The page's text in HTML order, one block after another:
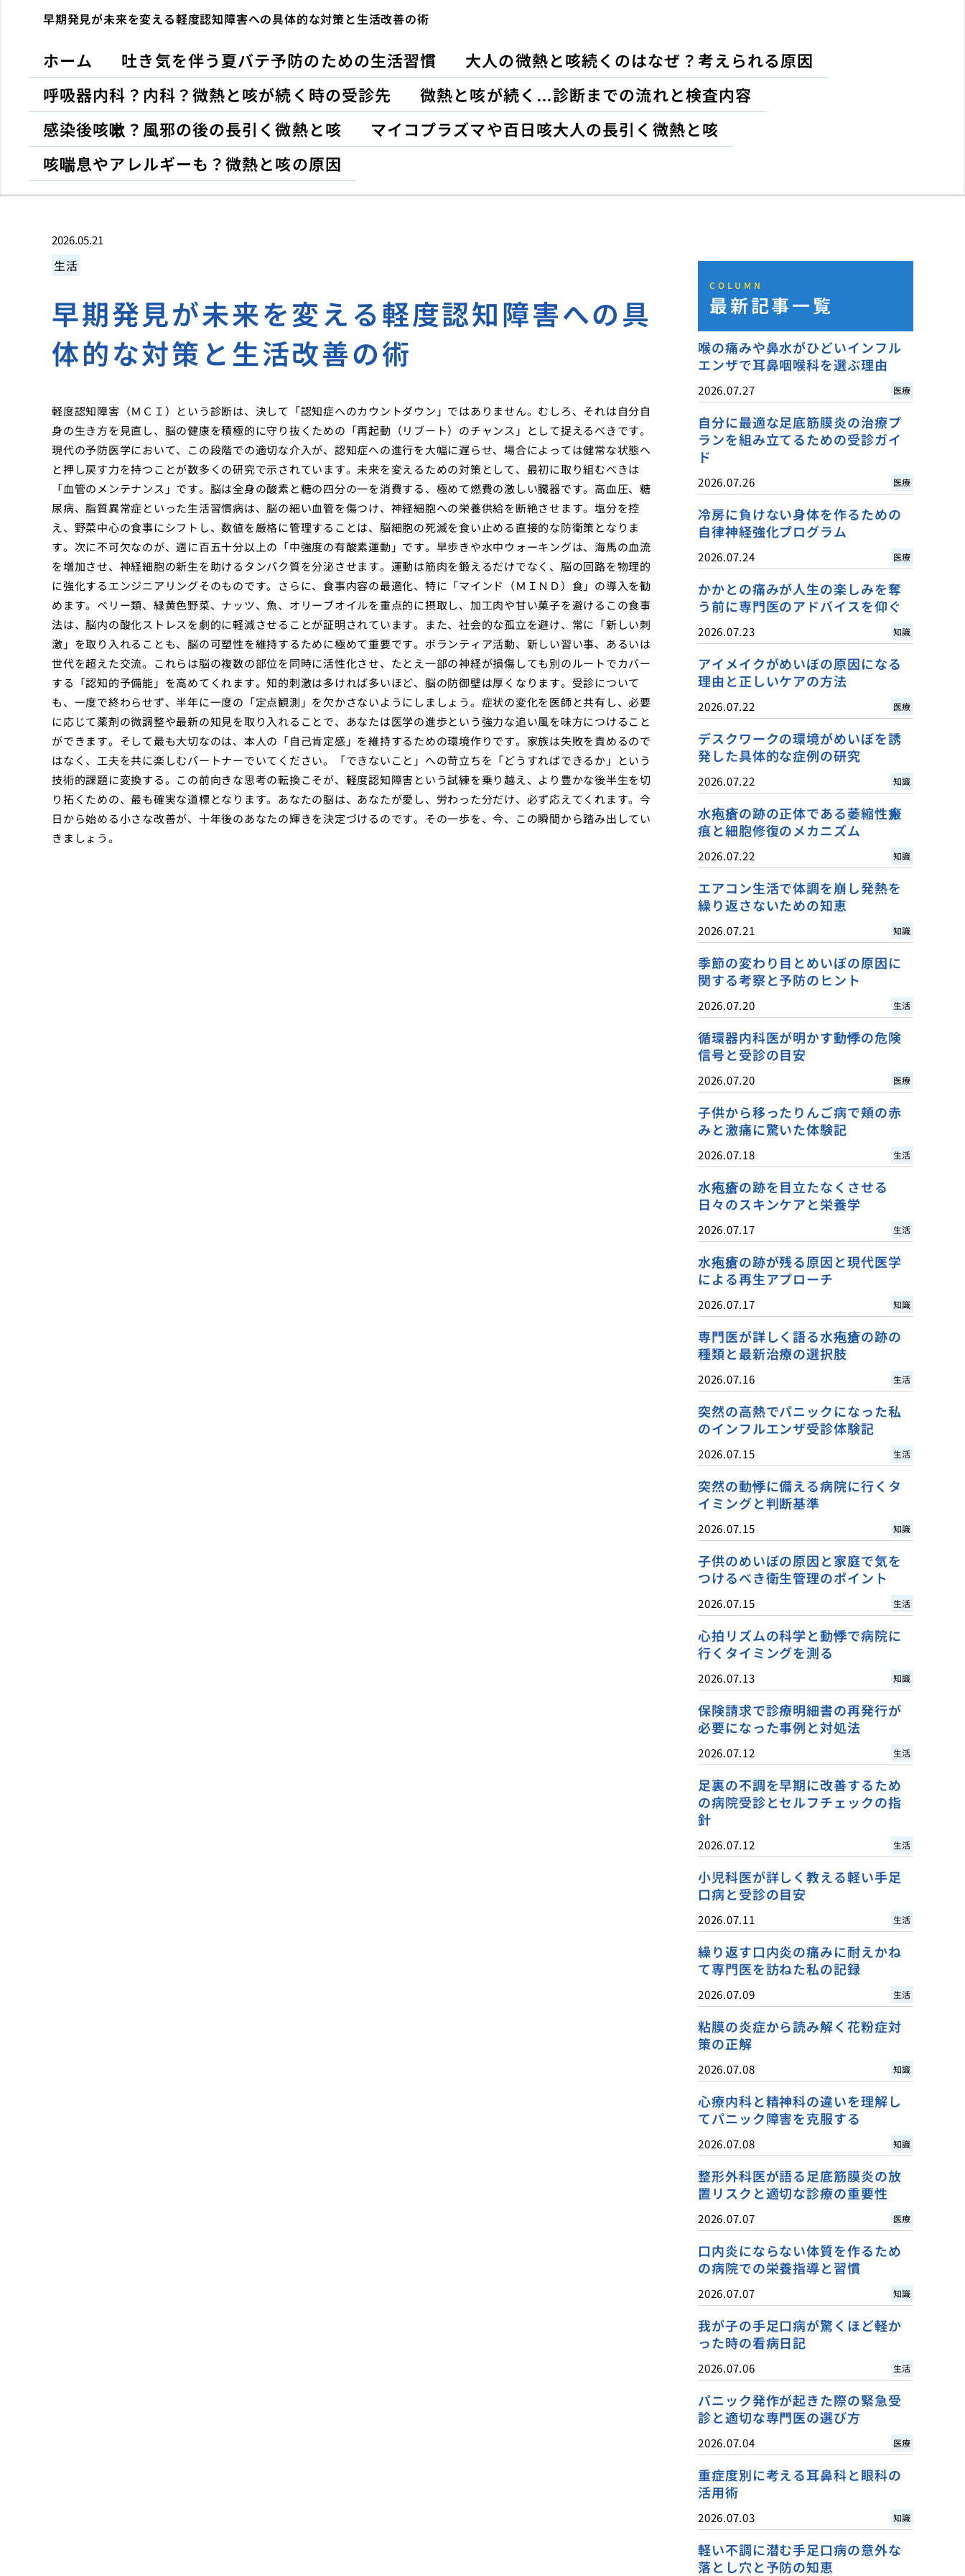
早期発見が未来を変える軽度認知障害への具体的な対策と生活改善の術
ホーム 吐き気を伴う夏バテ予防のための生活習慣
大人の微熱と咳続くのはなぜ？考えられる原因
呼吸器内科？内科？微熱と咳が続く時の受診先
微熱と咳が続く…診断までの流れと検査内容
感染後咳嗽？風邪の後の長引く微熱と咳
マイコプラズマや百日咳大人の長引く微熱と咳
咳喘息やアレルギーも？微熱と咳の原因
2026.05.21
生活
早期発見が未来を変える軽度認知障害への具
体的な対策と生活改善の術
軽度認知障害（ＭＣＩ）という診断は、決して「認知症へのカウントダウン」ではありません。むしろ、それは自分自
身の生き方を見直し、脳の健康を積極的に守り抜くための「再起動（リブート）のチャンス」として捉えるべきです。
現代の予防医学において、この段階での適切な介入が、認知症への進行を大幅に遅らせ、場合によっては健常な状態へ
と押し戻す力を持つことが数多くの研究で示されています。未来を変えるための対策として、最初に取り組むべきは
「血管のメンテナンス」です。脳は全身の酸素と糖の四分の一を消費する、極めて燃費の激しい臓器です。高血圧、糖
尿病、脂質異常症といった生活習慣病は、脳の細い血管を傷つけ、神経細胞への栄養供給を断絶させます。塩分を控
え、野菜中心の食事にシフトし、数値を厳格に管理することは、脳細胞の死滅を食い止める直接的な防衛策となりま
す。次に不可欠なのが、週に百五十分以上の「中強度の有酸素運動」です。早歩きや水中ウォーキングは、海馬の血流
を増加させ、神経細胞の新生を助けるタンパク質を分泌させます。運動は筋肉を鍛えるだけでなく、脳の回路を物理的
に強化するエンジニアリングそのものです。さらに、食事内容の最適化、特に「マインド（ＭＩＮＤ）食」の導入を勧
めます。ベリー類、緑黄色野菜、ナッツ、魚、オリーブオイルを重点的に摂取し、加工肉や甘い菓子を避けるこの食事
法は、脳内の酸化ストレスを劇的に軽減させることが証明されています。また、社会的な孤立を避け、常に「新しい刺
激」を取り入れることも、脳の可塑性を維持するために極めて重要です。ボランティア活動、新しい習い事、あるいは
世代を超えた交流。これらは脳の複数の部位を同時に活性化させ、たとえ一部の神経が損傷しても別のルートでカバー
する「認知的予備能」を高めてくれます。知的刺激は多ければ多いほど、脳の防御壁は厚くなります。受診について
も、一度で終わらせず、半年に一度の「定点観測」を欠かさないようにしましょう。症状の変化を医師と共有し、必要
に応じて薬剤の微調整や最新の知見を取り入れることで、あなたは医学の進歩という強力な追い風を味方につけること
ができます。そして最も大切なのは、本人の「自己肯定感」を維持するための環境作りです。家族は失敗を責めるので
はなく、工夫を共に楽しむパートナーでいてください。「できないこと」への苛立ちを「どうすればできるか」という
技術的課題に変換する。この前向きな思考の転換こそが、軽度認知障害という試練を乗り越え、より豊かな後半生を切
り拓くための、最も確実な道標となります。あなたの脳は、あなたが愛し、労わった分だけ、必ず応えてくれます。今
日から始める小さな改善が、十年後のあなたの輝きを決定づけるのです。その一歩を、今、この瞬間から踏み出してい
きましょう。
COLUMN
最新記事一覧
喉の痛みや鼻水がひどいインフル
エンザで耳鼻咽喉科を選ぶ理由
2026.07.27 医療
自分に最適な足底筋膜炎の治療プ
ランを組み立てるための受診ガイ
ド
2026.07.26 医療
冷房に負けない身体を作るための
自律神経強化プログラム
2026.07.24 医療
かかとの痛みが人生の楽しみを奪
う前に専門医のアドバイスを仰ぐ
2026.07.23 知識
アイメイクがめいぼの原因になる
理由と正しいケアの方法
2026.07.22 医療
デスクワークの環境がめいぼを誘
発した具体的な症例の研究
2026.07.22 知識
水疱瘡の跡の正体である萎縮性瘢
痕と細胞修復のメカニズム
2026.07.22 知識
エアコン生活で体調を崩し発熱を
繰り返さないための知恵
2026.07.21 知識
季節の変わり目とめいぼの原因に
関する考察と予防のヒント
2026.07.20 生活
循環器内科医が明かす動悸の危険
信号と受診の目安
2026.07.20 医療
子供から移ったりんご病で頬の赤
みと激痛に驚いた体験記
2026.07.18 生活
水疱瘡の跡を目立たなくさせる
日々のスキンケアと栄養学
2026.07.17 生活
水疱瘡の跡が残る原因と現代医学
による再生アプローチ
2026.07.17 知識
専門医が詳しく語る水疱瘡の跡の
種類と最新治療の選択肢
2026.07.16 生活
突然の高熱でパニックになった私
のインフルエンザ受診体験記
2026.07.15 生活
突然の動悸に備える病院に行くタ
イミングと判断基準
2026.07.15 知識
子供のめいぼの原因と家庭で気を
つけるべき衛生管理のポイント
2026.07.15 生活
心拍リズムの科学と動悸で病院に
行くタイミングを測る
2026.07.13 知識
保険請求で診療明細書の再発行が
必要になった事例と対処法
2026.07.12 生活
足裏の不調を早期に改善するため
の病院受診とセルフチェックの指
針
2026.07.12 生活
小児科医が詳しく教える軽い手足
口病と受診の目安
2026.07.11 生活
繰り返す口内炎の痛みに耐えかね
て専門医を訪ねた私の記録
2026.07.09 生活
粘膜の炎症から読み解く花粉症対
策の正解
2026.07.08 知識
心療内科と精神科の違いを理解し
てパニック障害を克服する
2026.07.08 知識
整形外科医が語る足底筋膜炎の放
置リスクと適切な診療の重要性
2026.07.07 医療
口内炎にならない体質を作るため
の病院での栄養指導と習慣
2026.07.07 知識
我が子の手足口病が驚くほど軽か
った時の看病日記
2026.07.06 生活
パニック発作が起きた際の緊急受
診と適切な専門医の選び方
2026.07.04 医療
重症度別に考える耳鼻科と眼科の
活用術
2026.07.03 知識
軽い不調に潜む手足口病の意外な
落とし穴と予防の知恵